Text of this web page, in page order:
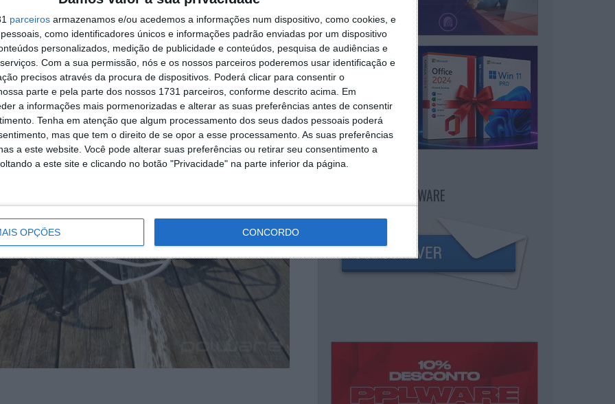
parceiros armazenamos e/ou acedemos a informações num dispositivo, como cookies, e
como identificadores únicos e informações padrão enviadas por um dispositivo
personalizados, medição de publicidade e conteúdos, pesquisa de audiências e
Com a sua permissão, nós e os nossos parceiros poderemos usar identificação e
precisos através da procura de dispositivos. Poderá clicar para consentir o
parte e pela parte dos nossos 1731 parceiros, conforme descrito acima. Em
a informações mais pormenorizadas e alterar as suas preferências antes de consentir
Tenha em atenção que algum processamento dos seus dados pessoais poderá
mas que tem o direito de se opor a esse processamento. As suas preferências
a este website. Você pode alterar suas preferências ou retirar seu consentimento a
a este site e clicando no botão "Privacidade" na parte inferior da página.
OPÇÕES CONCORDO
e desde que não quebre a privacidade de
para utilizar um drone (pelo menos por enquanto).
cedido pela TinyDeal, que se revelou numa
NEWSLETTER PPLWARE